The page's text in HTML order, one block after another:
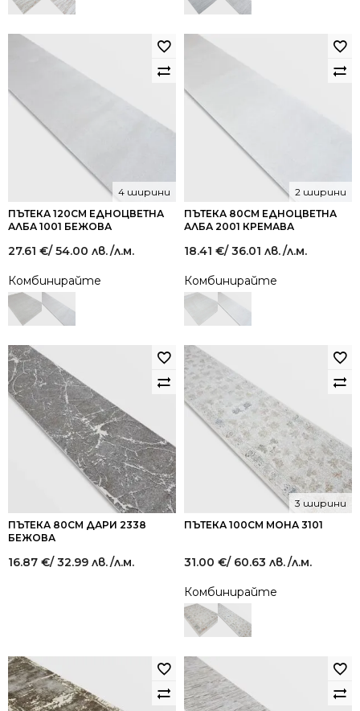
ПЪТЕКА 120СМ ЕДНОЦВЕТНА
АЛБА 1001 БЕЖОВА
4 ширини
27.61 €/ 54.00 лв./л.м.
Комбинирайте
ПЪТЕКА 80СМ ЕДНОЦВЕТНА
АЛБА 2001 КРЕМАВА
2 ширини
18.41 €/ 36.01 лв./л.м.
Комбинирайте
ПЪТЕКА 80СМ ДАРИ 2338
БЕЖОВА
16.87 €/ 32.99 лв./л.м.
ПЪТЕКА 100СМ МОНА 3101
3 ширини
31.00 €/ 60.63 лв./л.м.
Комбинирайте